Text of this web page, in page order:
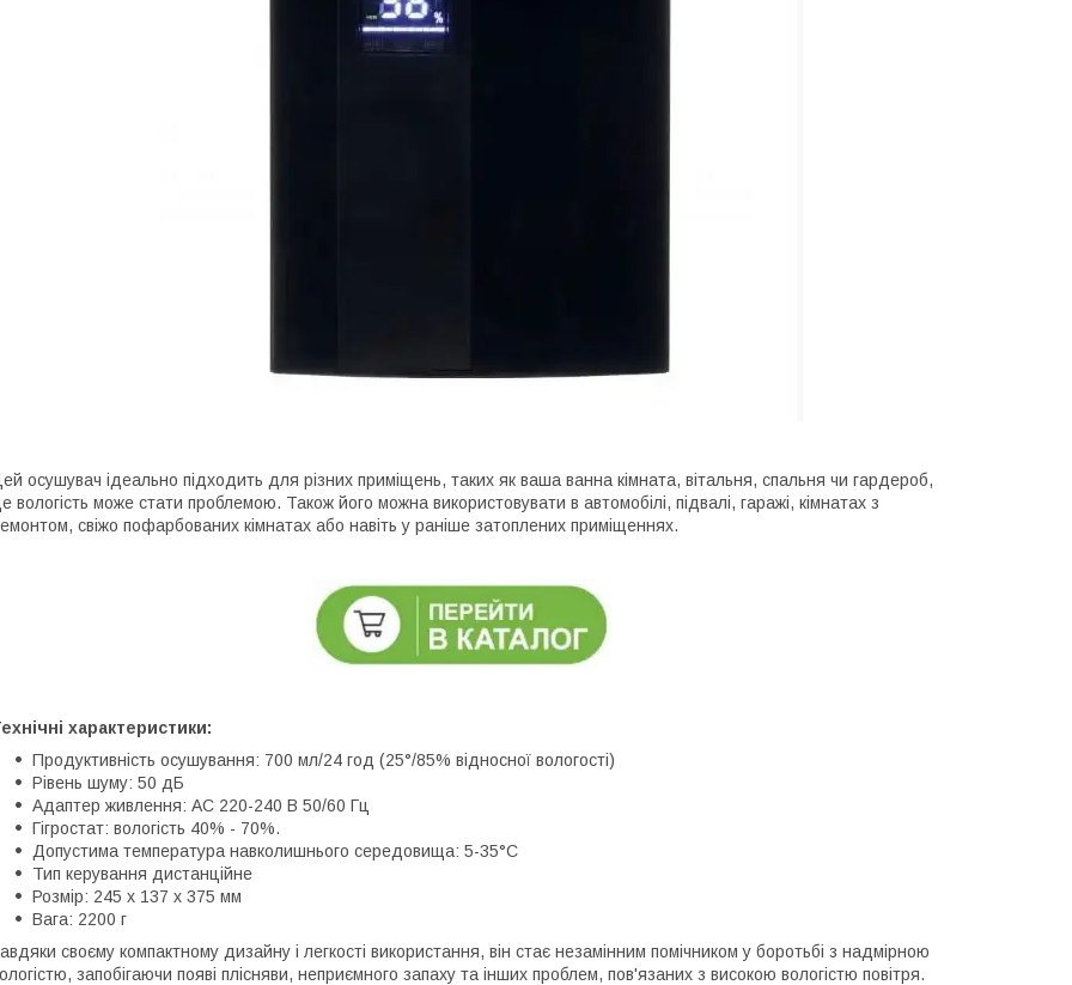
осушувач ідеально підходить для різних приміщень, таких як ваша ванна кімната, вітальня, спальня чи гардероб,
вологість може стати проблемою. Також його можна використовувати в автомобілі, підвалі, гаражі, кімнатах з
свіжо пофарбованих кімнатах або навіть у раніше затоплених приміщеннях.
характеристики:
Продуктивність осушування: 700 мл/24 год (25°/85% відносної вологості)
Рівень шуму: 50 дБ
Адаптер живлення: AC 220-240 В 50/60 Гц
Гігростат: вологість 40% - 70%.
Допустима температура навколишнього середовища: 5-35°C
Тип керування дистанційне
Розмір: 245 х 137 х 375 мм
Вага: 2200 г
своєму компактному дизайну і легкості використання, він стає незамінним помічником у боротьбі з надмірною
запобігаючи появі плісняви, неприємного запаху та інших проблем, пов'язаних з високою вологістю повітря.